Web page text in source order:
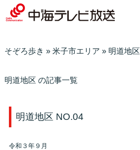
そぞろ歩き » 米子市エリア » 明道地区
明道地区 の記事一覧
明道地区 NO.04
令和３年９月